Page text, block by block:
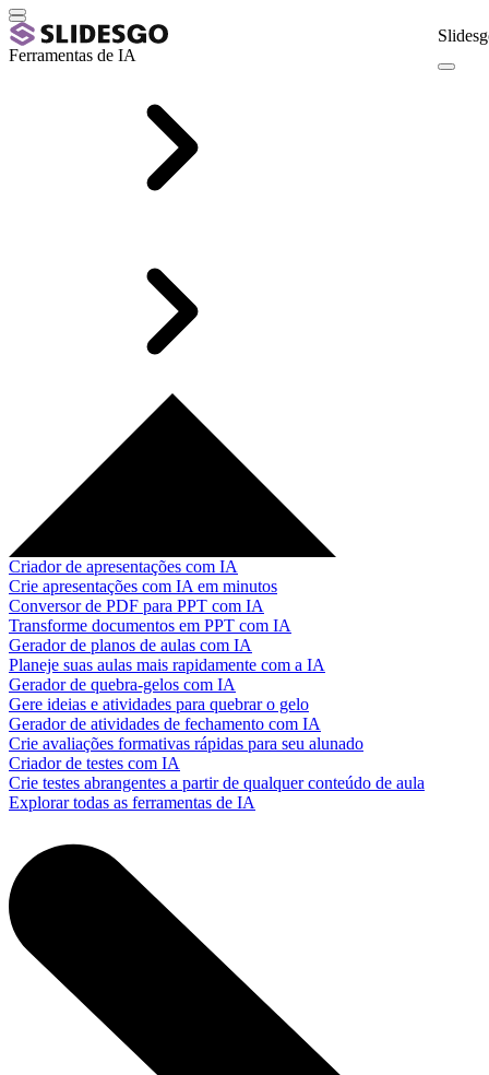
Ferramentas de IA
Criador de apresentações com IA
Crie apresentações com IA em minutos
Conversor de PDF para PPT com IA
Transforme documentos em PPT com IA
Gerador de planos de aulas com IA
Planeje suas aulas mais rapidamente com a IA
Gerador de quebra-gelos com IA
Gere ideias e atividades para quebrar o gelo
Gerador de atividades de fechamento com IA
Crie avaliações formativas rápidas para seu alunado
Criador de testes com IA
Crie testes abrangentes a partir de qualquer conteúdo de aula
Explorar todas as ferramentas de IA